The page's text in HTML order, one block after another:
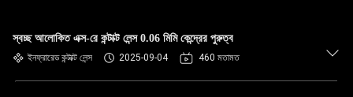
স্বচ্ছ আলোকিত এক্স-রে কন্টাক্ট লেন্স 0.06 মিমি কেন্দ্রের পুরুত্ব
ইনফ্রারেড কন্টাক্ট লেন্স 2025-09-04 460 মতামত